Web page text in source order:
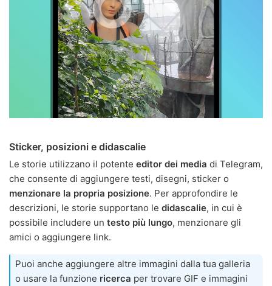
Sticker, posizioni e didascalie
Le storie utilizzano il potente editor dei media di Telegram,
che consente di aggiungere testi, disegni, sticker o
menzionare la propria posizione. Per approfondire le
descrizioni, le storie supportano le didascalie, in cui è
possibile includere un testo più lungo, menzionare gli
amici o aggiungere link.
Puoi anche aggiungere altre immagini dalla tua galleria
o usare la funzione ricerca per trovare GIF e immagini